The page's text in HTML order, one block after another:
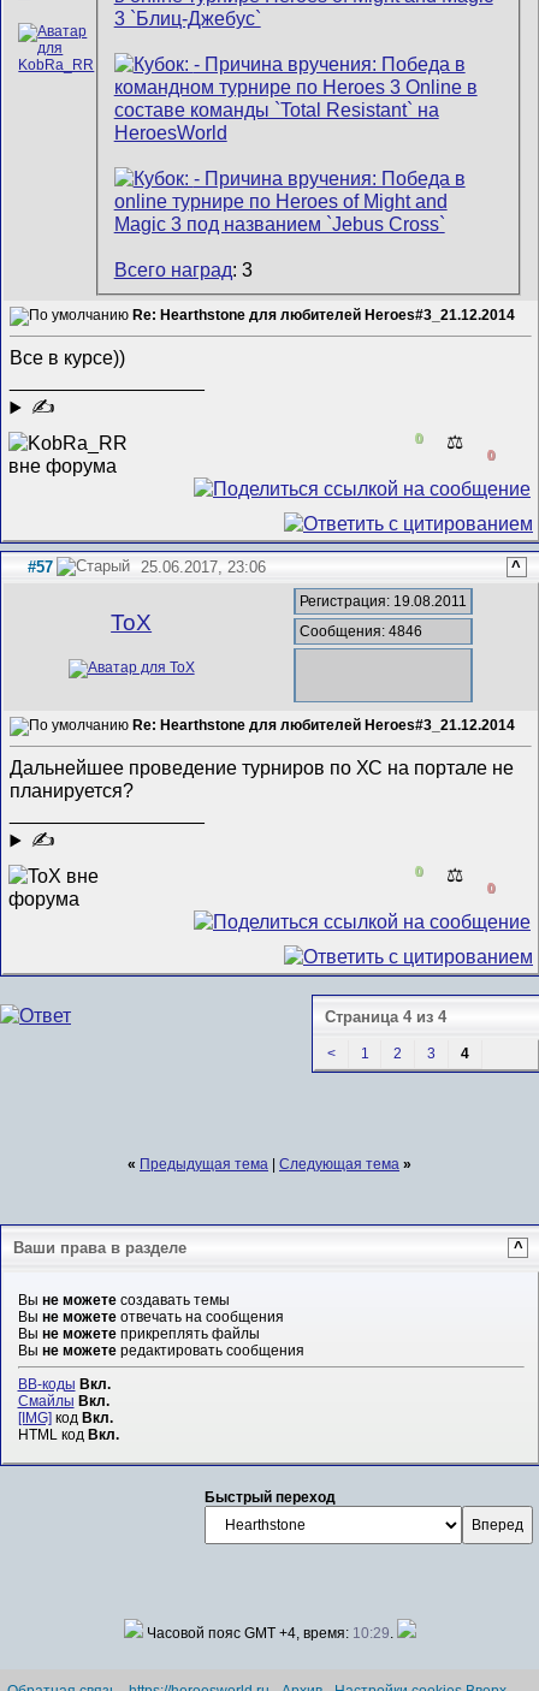
Всего наград: 3
Re: Hearthstone для любителей Heroes#3_21.12.2014
Все в курсе))
✍
0 ⚖️
0
#57 25.06.2017, 23:06 ^
ToX
Регистрация: 19.08.2011
Сообщения: 4846
Re: Hearthstone для любителей Heroes#3_21.12.2014
Дальнейшее проведение турниров по ХС на портале не
планируется?
✍
0 ⚖️
0
Страница 4 из 4
< 1 2 3 4
« Предыдущая тема | Следующая тема »
Ваши права в разделе ^
Вы не можетесоздавать темы
Вы не можетеотвечать на сообщения
Вы не можетеприкреплять файлы
Вы не можетередактировать сообщения
BB-коды Вкл.
Смайлы Вкл.
[IMG] код Вкл.
HTML код Вкл.
Быстрый переход
Часовой пояс GMT +4, время: 10:29